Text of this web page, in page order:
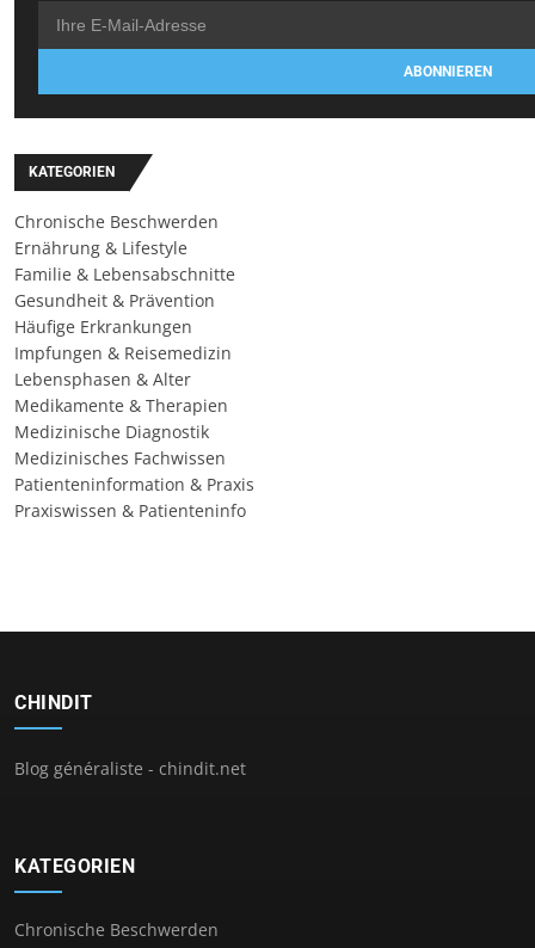
ABONNIEREN
KATEGORIEN
Chronische Beschwerden
Ernährung & Lifestyle
Familie & Lebensabschnitte
Gesundheit & Prävention
Häufige Erkrankungen
Impfungen & Reisemedizin
Lebensphasen & Alter
Medikamente & Therapien
Medizinische Diagnostik
Medizinisches Fachwissen
Patienteninformation & Praxis
Praxiswissen & Patienteninfo
CHINDIT
Blog généraliste - chindit.net
KATEGORIEN
Chronische Beschwerden